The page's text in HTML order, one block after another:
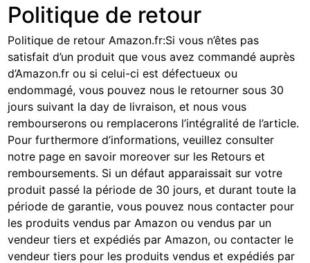
Politique de retour
Politique de retour Amazon.fr:Si vous n’êtes pas
satisfait d’un produit que vous avez commandé auprès
d’Amazon.fr ou si celui-ci est défectueux ou
endommagé, vous pouvez nous le retourner sous 30
jours suivant la day de livraison, et nous vous
rembourserons ou remplacerons l’intégralité de l’article.
Pour furthermore d’informations, veuillez consulter
notre pageen savoir moreover sur les Retours et
remboursements. Si un défaut apparaissait sur votre
produit passé la période de 30 jours, et durant toute la
période de garantie, vous pouvez nous contacter pour
les produits vendus par Amazon ou vendus par un
vendeur tiers et expédiés par Amazon, ou contacter le
vendeur tiers pour les produits vendus et expédiés par